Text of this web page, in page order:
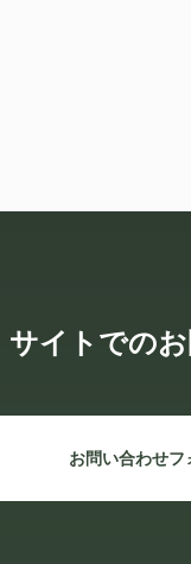
サイトでの
お問い合わせフ